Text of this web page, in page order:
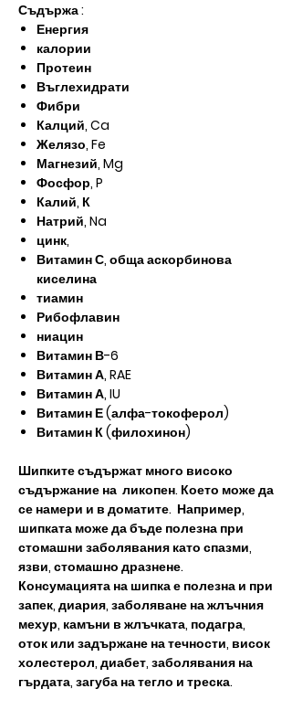
Съдържа :
Енергия
калории
Протеин
Въглехидрати
Фибри
Калций, Ca
Желязо, Fe
Магнезий, Mg
Фосфор, P
Калий, К
Натрий, Na
цинк,
Витамин С, обща аскорбинова
киселина
тиамин
Рибофлавин
ниацин
Витамин В-6
Витамин А, RAE
Витамин А, IU
Витамин Е (алфа-токоферол)
Витамин К (филохинон)
Шипките съдържат много високо
съдържание на ликопен. Което може да
се намери и в доматите. Например,
шипката може да бъде полезна при
стомашни заболявания като спазми,
язви, стомашно дразнене.
Консумацията на шипка е полезна и при
запек, диария, заболяване на жлъчния
мехур, камъни в жлъчката, подагра,
оток или задържане на течности, висок
холестерол, диабет, заболявания на
гърдата, загуба на тегло и треска.